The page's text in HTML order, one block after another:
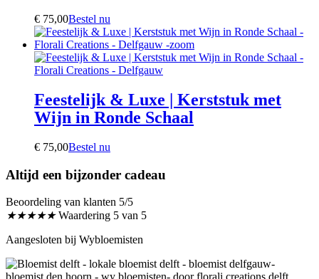
€ 75,00Bestel nu
Feestelijk & Luxe | Kerststuk met
Wijn in Ronde Schaal
€ 75,00Bestel nu
Altijd een bijzonder cadeau
Beoordeling van klanten 5/5
★★★★★ Waardering 5 van 5
Aangesloten bij Wybloemisten